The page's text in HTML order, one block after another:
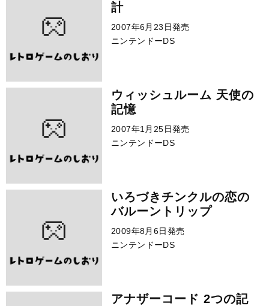
計
2007年6月23日発売
ニンテンドーDS
ウィッシュルーム 天使の
記憶
2007年1月25日発売
ニンテンドーDS
いろづきチンクルの恋の
バルーントリップ
2009年8月6日発売
ニンテンドーDS
アナザーコード 2つの記